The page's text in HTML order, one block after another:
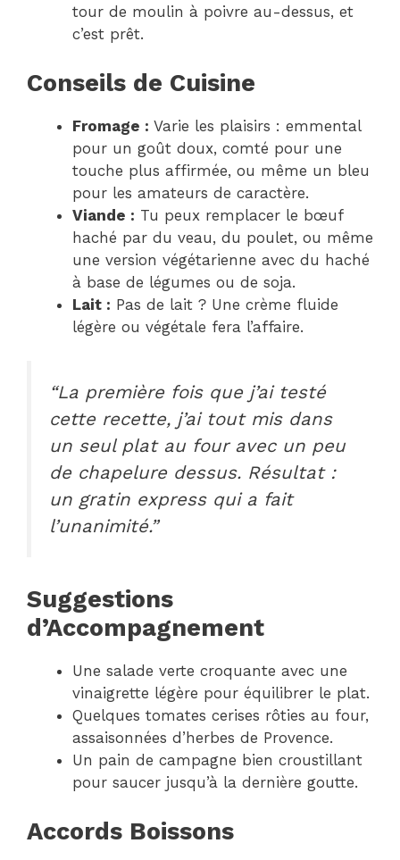
tour de moulin à poivre au-dessus, et
c’est prêt.
Conseils de Cuisine
Fromage : Varie les plaisirs : emmental
pour un goût doux, comté pour une
touche plus affirmée, ou même un bleu
pour les amateurs de caractère.
Viande : Tu peux remplacer le bœuf
haché par du veau, du poulet, ou même
une version végétarienne avec du haché
à base de légumes ou de soja.
Lait : Pas de lait ? Une crème fluide
légère ou végétale fera l’affaire.
“La première fois que j’ai testé
cette recette, j’ai tout mis dans
un seul plat au four avec un peu
de chapelure dessus. Résultat :
un gratin express qui a fait
l’unanimité.”
Suggestions
d’Accompagnement
Une salade verte croquante avec une
vinaigrette légère pour équilibrer le plat.
Quelques tomates cerises rôties au four,
assaisonnées d’herbes de Provence.
Un pain de campagne bien croustillant
pour saucer jusqu’à la dernière goutte.
Accords Boissons